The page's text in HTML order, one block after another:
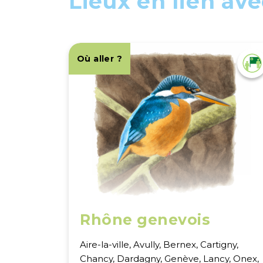
Où aller ?
Rhône genevois
Aire-la-ville, Avully, Bernex, Cartigny,
Chancy, Dardagny, Genève, Lancy, Onex,